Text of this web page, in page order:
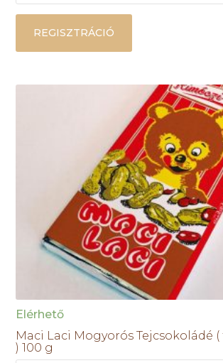
REGISZTRÁCIÓ
Elérhető
Maci Laci Mogyorós Tejcsokoládé
) 100 g